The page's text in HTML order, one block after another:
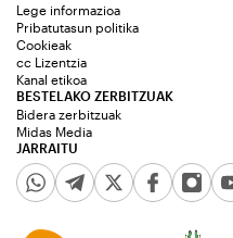
JARRAITU
Lege informazioa
Pribatutasun politika
Cookieak
cc Lizentzia
Kanal etikoa
BESTELAKO ZERBITZUAK
Bidera zerbitzuak
Midas Media